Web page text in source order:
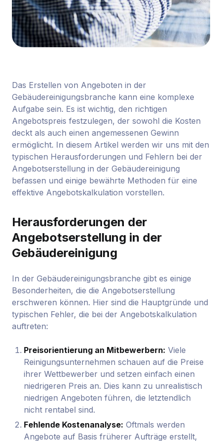
Das Erstellen von Angeboten in der
Gebäudereinigungsbranche kann eine komplexe
Aufgabe sein. Es ist wichtig, den richtigen
Angebotspreis festzulegen, der sowohl die Kosten
deckt als auch einen angemessenen Gewinn
ermöglicht. In diesem Artikel werden wir uns mit den
typischen Herausforderungen und Fehlern bei der
Angebotserstellung in der Gebäudereinigung
befassen und einige bewährte Methoden für eine
effektive Angebotskalkulation vorstellen.
Herausforderungen der
Angebotserstellung in der
Gebäudereinigung
In der Gebäudereinigungsbranche gibt es einige
Besonderheiten, die die Angebotserstellung
erschweren können. Hier sind die Hauptgründe und
typischen Fehler, die bei der Angebotskalkulation
auftreten:
Preisorientierung an Mitbewerbern: Viele
Reinigungsunternehmen schauen auf die Preise
ihrer Wettbewerber und setzen einfach einen
niedrigeren Preis an. Dies kann zu unrealistisch
niedrigen Angeboten führen, die letztendlich
nicht rentabel sind.
Fehlende Kostenanalyse: Oftmals werden
Angebote auf Basis früherer Aufträge erstellt,